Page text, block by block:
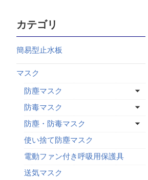
カテゴリ
簡易型止水板
マスク
防塵マスク
防毒マスク
防塵・防毒マスク
使い捨て防塵マスク
電動ファン付き呼吸用保護具
送気マスク